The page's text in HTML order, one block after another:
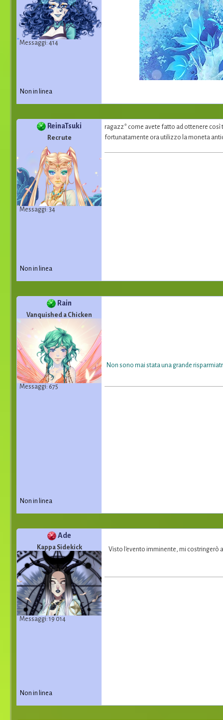
Messaggi: 414
Non in linea
ReinaTsuki
Recrute
Messaggi: 34
ragazz* come avete fatto ad ottenere così
fortunatamente ora utilizzo la moneta
Non in linea
Rain
Vanquished a Chicken
Messaggi: 675
Non sono mai stata una grande
Non in linea
Ade
Kappa Sidekick
Messaggi: 19 014
Visto l'evento imminente, mi costringerò
Non in linea